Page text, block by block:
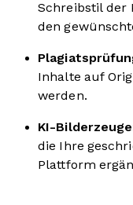
Schreibstil der
den
Inhalte auf
werden.
KI-
die Ihre
Plattform